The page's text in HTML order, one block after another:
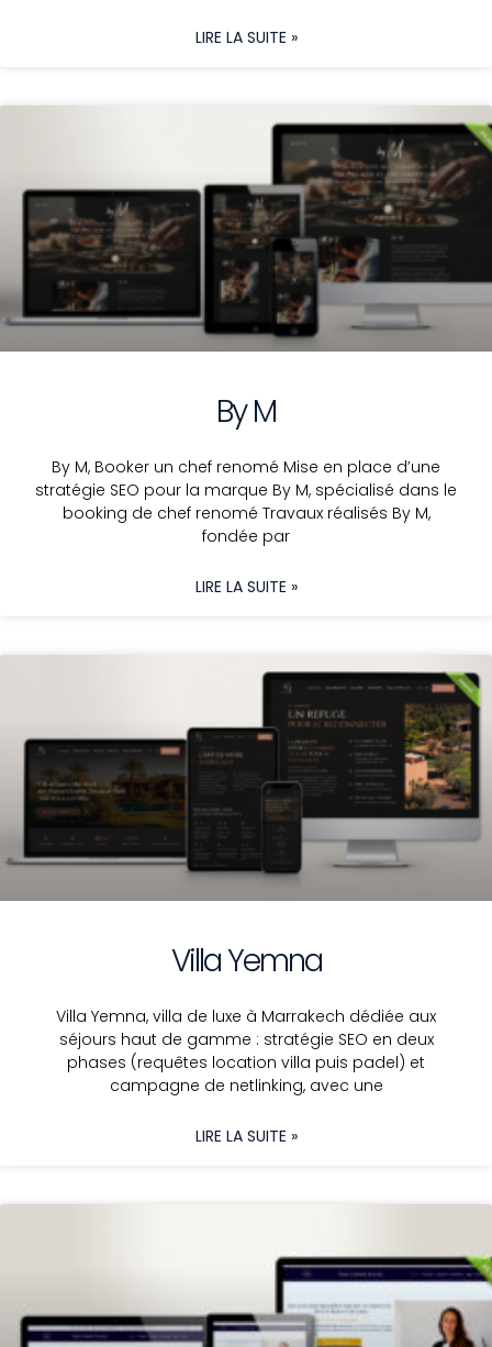
LIRE LA SUITE »
By M
By M, Booker un chef renomé Mise en place d’une
stratégie SEO pour la marque By M, spécialisé dans le
booking de chef renomé Travaux réalisés By M,
fondée par
LIRE LA SUITE »
Villa Yemna
Villa Yemna, villa de luxe à Marrakech dédiée aux
séjours haut de gamme : stratégie SEO en deux
phases (requêtes location villa puis padel) et
campagne de netlinking, avec une
LIRE LA SUITE »